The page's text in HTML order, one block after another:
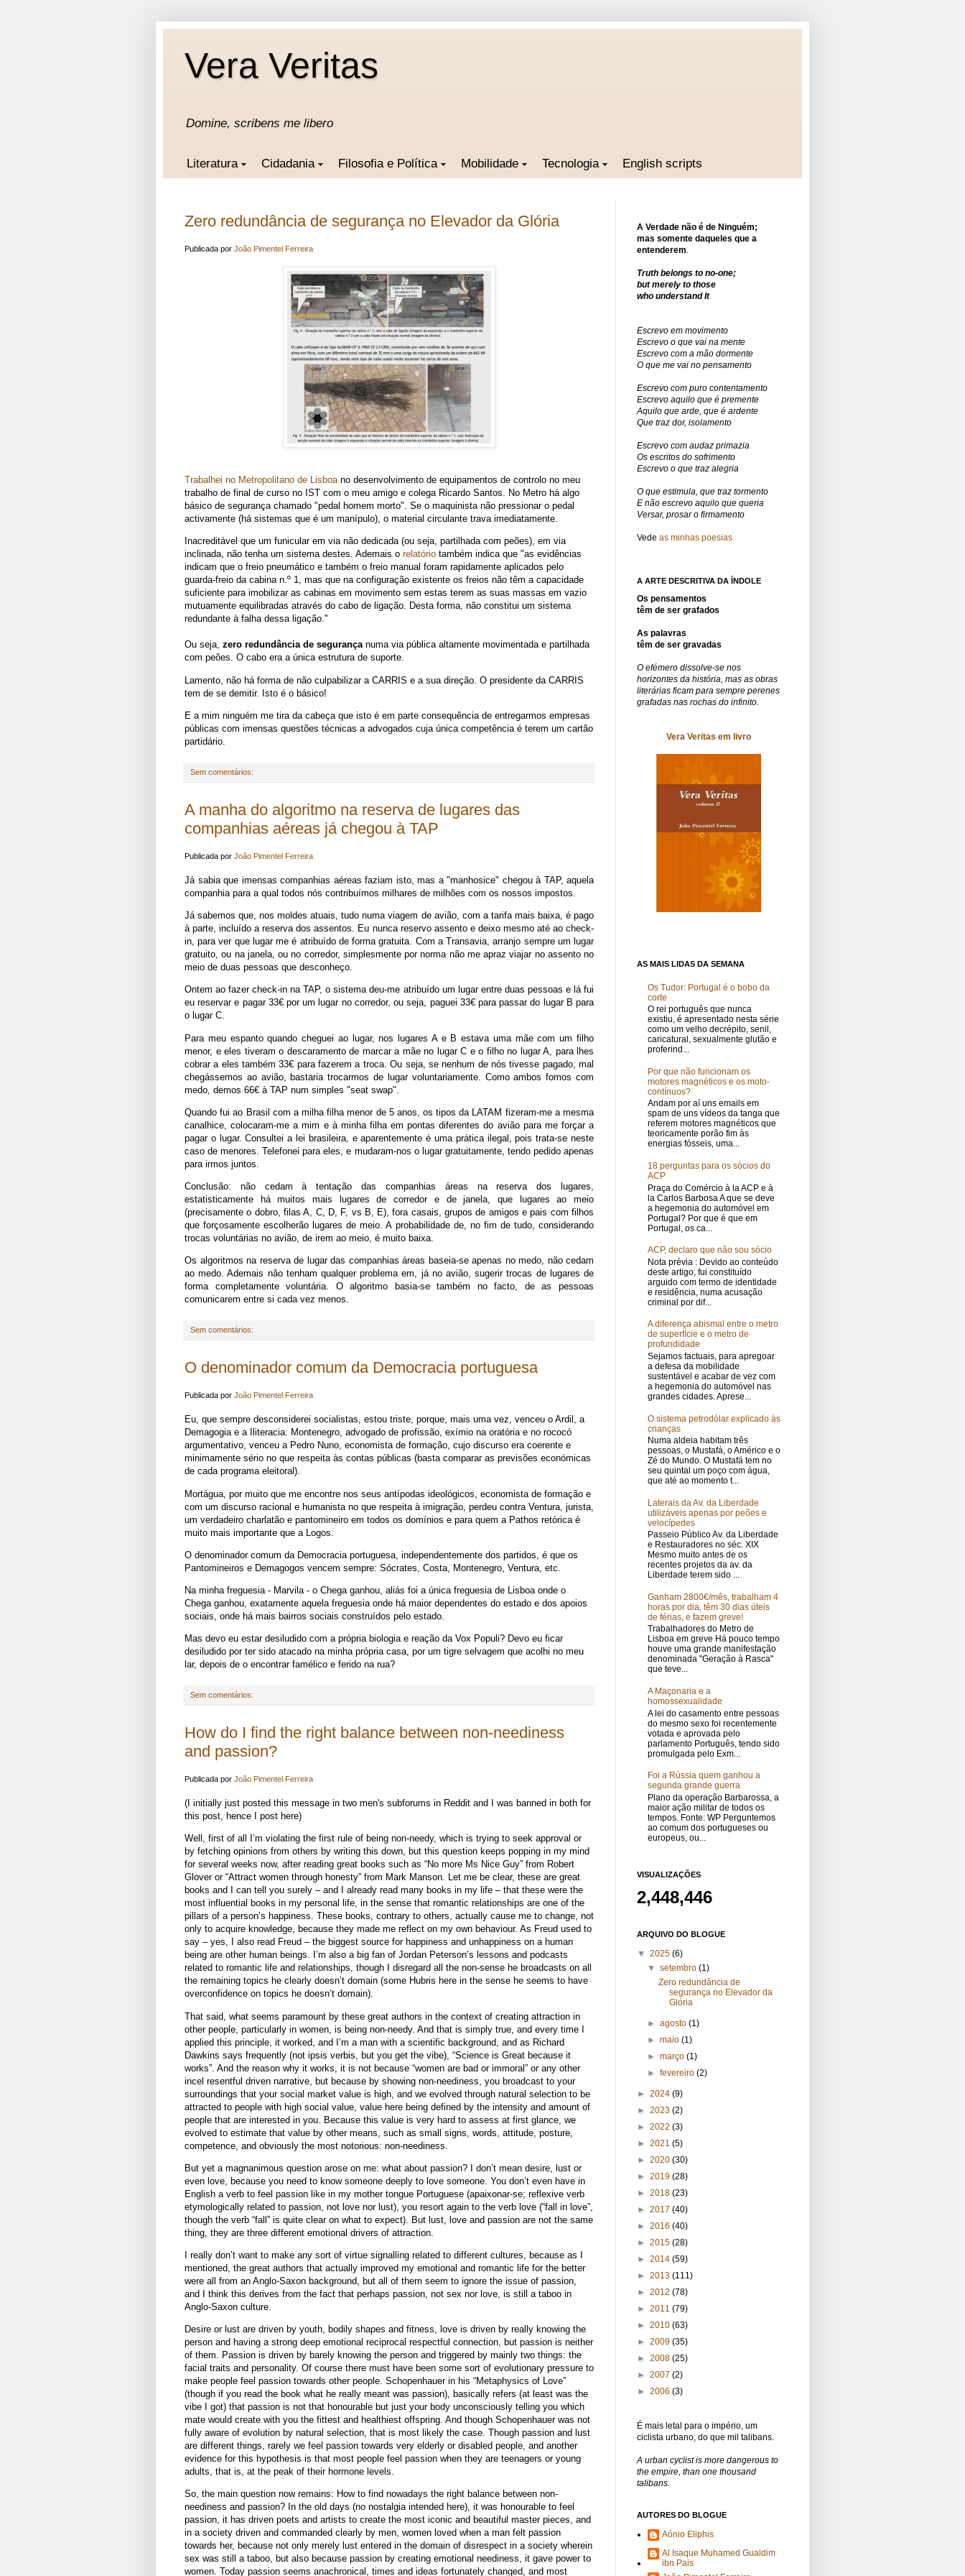
Vera Veritas
Domine, scribens me libero
Literatura Cidadania Filosofia e Política Mobilidade Tecnologia English scripts
Zero redundância de segurança no Elevador da Glória
Publicada por João Pimentel Ferreira
Trabalhei no Metropolitano de Lisboano desenvolvimento de equipamentos de controlo no meu
trabalho de final de curso no IST com o meu amigo e colega Ricardo Santos. No Metro há algo
básico de segurança chamado "pedal homem morto". Se o maquinista não pressionar o pedal
activamente (há sistemas que é um manípulo), o material circulante trava imediatamente.
Inacreditável que um funicular em via não dedicada (ou seja, partilhada com peões), em via
inclinada, não tenha um sistema destes. Ademais o relatório também indica que "as evidências
indicam que o freio pneumático e também o freio manual foram rapidamente aplicados pelo
guarda-freio da cabina n.º 1, mas que na configuração existente os freios não têm a capacidade
suficiente para imobilizar as cabinas em movimento sem estas terem as suas massas em vazio
mutuamente equilibradas através do cabo de ligação. Desta forma, não constitui um sistema
redundante à falha dessa ligação."
Ou seja, zero redundância de segurançanuma via pública altamente movimentada e partilhada
com peões. O cabo era a única estrutura de suporte.
Lamento, não há forma de não culpabilizar a CARRIS e a sua direção. O presidente da CARRIS
tem de se demitir. Isto é o básico!
E a mim ninguém me tira da cabeça que isto é em parte consequência de entregarmos empresas
públicas com imensas questões técnicas a advogados cuja única competência é terem um cartão
partidário.
Sem comentários:
A manha do algoritmo na reserva de lugares das
companhias aéreas já chegou à TAP
Publicada por João Pimentel Ferreira
Já sabia que imensas companhias aéreas faziam isto, mas a "manhosice" chegou à TAP, aquela
companhia para a qual todos nós contribuímos milhares de milhões com os nossos impostos.
Já sabemos que, nos moldes atuais, tudo numa viagem de avião, com a tarifa mais baixa, é pago
à parte, incluído a reserva dos assentos. Eu nunca reservo assento e deixo mesmo até ao check-
in, para ver que lugar me é atribuído de forma gratuita. Com a Transavia, arranjo sempre um lugar
gratuito, ou na janela, ou no corredor, simplesmente por norma não me apraz viajar no assento no
meio de duas pessoas que desconheço.
Ontem ao fazer check-in na TAP, o sistema deu-me atribuído um lugar entre duas pessoas e lá fui
eu reservar e pagar 33€ por um lugar no corredor, ou seja, paguei 33€ para passar do lugar B para
o lugar C.
Para meu espanto quando cheguei ao lugar, nos lugares A e B estava uma mãe com um filho
menor, e eles tiveram o descaramento de marcar a mãe no lugar C e o filho no lugar A, para lhes
cobrar a eles também 33€ para fazerem a troca. Ou seja, se nenhum de nós tivesse pagado, mal
chegássemos ao avião, bastaria trocarmos de lugar voluntariamente. Como ambos fomos com
medo, demos 66€ à TAP num simples "seat swap".
Quando fui ao Brasil com a milha filha menor de 5 anos, os tipos da LATAM fizeram-me a mesma
canalhice, colocaram-me a mim e à minha filha em pontas diferentes do avião para me forçar a
pagar o lugar. Consultei a lei brasileira, e aparentemente é uma prática ilegal, pois trata-se neste
caso de menores. Telefonei para eles, e mudaram-nos o lugar gratuitamente, tendo pedido apenas
para irmos juntos.
Conclusão: não cedam à tentação das companhias áreas na reserva dos lugares,
estatisticamente há muitos mais lugares de corredor e de janela, que lugares ao meio
(precisamente o dobro, filas A, C, D, F, vs B, E), fora casais, grupos de amigos e pais com filhos
que forçosamente escolherão lugares de meio. A probabilidade de, no fim de tudo, considerando
trocas voluntárias no avião, de irem ao meio, é muito baixa.
Os algoritmos na reserva de lugar das companhias áreas baseia-se apenas no medo, não cedam
ao medo. Ademais não tenham qualquer problema em, já no avião, sugerir trocas de lugares de
forma completamente voluntária. O algoritmo basia-se também no facto, de as pessoas
comunicarem entre si cada vez menos.
Sem comentários:
O denominador comum da Democracia portuguesa
Publicada por João Pimentel Ferreira
Eu, que sempre desconsiderei socialistas, estou triste, porque, mais uma vez, venceu o Ardil, a
Demagogia e a Iliteracia. Montenegro, advogado de profissão, exímio na oratória e no rococó
argumentativo, venceu a Pedro Nuno, economista de formação, cujo discurso era coerente e
minimamente sério no que respeita às contas públicas (basta comparar as previsões económicas
de cada programa eleitoral).
Mortágua, por muito que me encontre nos seus antípodas ideológicos, economista de formação e
com um discurso racional e humanista no que respeita à imigração, perdeu contra Ventura, jurista,
um verdadeiro charlatão e pantomineiro em todos os domínios e para quem a Pathos retórica é
muito mais importante que a Logos.
O denominador comum da Democracia portuguesa, independentemente dos partidos, é que os
Pantomineiros e Demagogos vencem sempre: Sócrates, Costa, Montenegro, Ventura, etc.
Na minha freguesia - Marvila - o Chega ganhou, aliás foi a única freguesia de Lisboa onde o
Chega ganhou, exatamente aquela freguesia onde há maior dependentes do estado e dos apoios
sociais, onde há mais bairros sociais construídos pelo estado.
Mas devo eu estar desiludido com a própria biologia e reação da Vox Populi? Devo eu ficar
desiludido por ter sido atacado na minha própria casa, por um tigre selvagem que acolhi no meu
lar, depois de o encontrar famélico e ferido na rua?
Sem comentários:
How do I find the right balance between non-neediness
and passion?
Publicada por João Pimentel Ferreira
(I initially just posted this message in two men's subforums in Reddit and I was banned in both for
this post, hence I post here)
Well, first of all I’m violating the first rule of being non-needy, which is trying to seek approval or
by fetching opinions from others by writing this down, but this question keeps popping in my mind
for several weeks now, after reading great books such as “No more Ms Nice Guy” from Robert
Glover or “Attract women through honesty” from Mark Manson. Let me be clear, these are great
books and I can tell you surely – and I already read many books in my life – that these were the
most influential books in my personal life, in the sense that romantic relationships are one of the
pillars of a person’s happiness. These books, contrary to others, actually cause me to change, not
only to acquire knowledge, because they made me reflect on my own behaviour. As Freud used to
say – yes, I also read Freud – the biggest source for happiness and unhappiness on a human
being are other human beings. I’m also a big fan of Jordan Peterson’s lessons and podcasts
related to romantic life and relationships, though I disregard all the non-sense he broadcasts on all
the remaining topics he clearly doesn’t domain (some Hubris here in the sense he seems to have
overconfidence on topics he doesn’t domain).
That said, what seems paramount by these great authors in the context of creating attraction in
other people, particularly in women, is being non-needy. And that is simply true, and every time I
applied this principle, it worked, and I’m a man with a scientific background, and as Richard
Dawkins says frequently (not ipsis verbis, but you get the vibe), “Science is Great because it
works”. And the reason why it works, it is not because “women are bad or immoral” or any other
incel resentful driven narrative, but because by showing non-neediness, you broadcast to your
surroundings that your social market value is high, and we evolved through natural selection to be
attracted to people with high social value, value here being defined by the intensity and amount of
people that are interested in you. Because this value is very hard to assess at first glance, we
evolved to estimate that value by other means, such as small signs, words, attitude, posture,
competence, and obviously the most notorious: non-neediness.
But yet a magnanimous question arose on me: what about passion? I don’t mean desire, lust or
even love, because you need to know someone deeply to love someone. You don’t even have in
English a verb to feel passion like in my mother tongue Portuguese (apaixonar-se; reflexive verb
etymologically related to passion, not love nor lust), you resort again to the verb love (“fall in love”,
though the verb “fall” is quite clear on what to expect). But lust, love and passion are not the same
thing, they are three different emotional drivers of attraction.
I really don’t want to make any sort of virtue signalling related to different cultures, because as I
mentioned, the great authors that actually improved my emotional and romantic life for the better
were all from an Anglo-Saxon background, but all of them seem to ignore the issue of passion,
and I think this derives from the fact that perhaps passion, not sex nor love, is still a taboo in
Anglo-Saxon culture.
Desire or lust are driven by youth, bodily shapes and fitness, love is driven by really knowing the
person and having a strong deep emotional reciprocal respectful connection, but passion is neither
of them. Passion is driven by barely knowing the person and triggered by mainly two things: the
facial traits and personality. Of course there must have been some sort of evolutionary pressure to
make people feel passion towards other people. Schopenhauer in his “Metaphysics of Love”
(though if you read the book what he really meant was passion), basically refers (at least was the
vibe I got) that passion is not that honourable but just your body unconsciously telling you which
mate would create with you the fittest and healthiest offspring. And though Schopenhauer was not
fully aware of evolution by natural selection, that is most likely the case. Though passion and lust
are different things, rarely we feel passion towards very elderly or disabled people, and another
evidence for this hypothesis is that most people feel passion when they are teenagers or young
adults, that is, at the peak of their hormone levels.
So, the main question now remains: How to find nowadays the right balance between non-
neediness and passion? In the old days (no nostalgia intended here), it was honourable to feel
passion, it has driven poets and artists to create the most iconic and beautiful master pieces, and
in a society driven and commanded clearly by men, women loved when a man felt passion
towards her, because not only merely lust entered in the domain of disrespect in a society wherein
sex was still a taboo, but also because passion by creating emotional neediness, it gave power to
women. Today passion seems anachronical, times and ideas fortunately changed, and most
A Verdade não é de Ninguém;
mas somente daqueles que a
entenderem.
Truth belongs to no-one;
but merely to those
who understand It
Escrevo em movimento
Escrevo o que vai na mente
Escrevo com a mão dormente
O que me vai no pensamento
Escrevo com puro contentamento
Escrevo aquilo que é premente
Aquilo que arde, que é ardente
Que traz dor, isolamento
Escrevo com audaz primazia
Os escritos do sofrimento
Escrevo o que traz alegria
O que estimula, que traz tormento
E não escrevo aquilo que queria
Versar, prosar o firmamento
Vede as minhas poesias
A ARTE DESCRITIVA DA ÍNDOLE
Os pensamentos
têm de ser grafados
As palavras
têm de ser gravadas
O efémero dissolve-se nos
horizontes da história, mas as obras
literárias ficam para sempre perenes
grafadas nas rochas do infinito.
Vera Veritas em livro
AS MAIS LIDAS DA SEMANA
Os Tudor: Portugal é o bobo da
corte
O rei português que nunca
existiu, é apresentado nesta série
como um velho decrépito, senil,
caricatural, sexualmente glutão e
proferind...
Por que não funcionam os
motores magnéticos e os moto-
contínuos?
Andam por aí uns emails em
spam de uns vídeos da tanga que
referem motores magnéticos que
teoricamente porão fim às
energias fósseis, uma...
18 perguntas para os sócios do
ACP
Praça do Comércio à la ACP e à
la Carlos Barbosa A que se deve
a hegemonia do automóvel em
Portugal? Por que é que em
Portugal, os ca...
ACP, declaro que não sou sócio
Nota prévia : Devido ao conteúdo
deste artigo, fui constituído
arguido com termo de identidade
e residência, numa acusação
criminal por dif...
A diferença abismal entre o metro
de superfície e o metro de
profundidade
Sejamos factuais, para apregoar
a defesa da mobilidade
sustentável e acabar de vez com
a hegemonia do automóvel nas
grandes cidades. Aprese...
O sistema petrodólar explicado às
crianças
Numa aldeia habitam três
pessoas, o Mustafá, o Américo e o
Zé do Mundo. O Mustafá tem no
seu quintal um poço com água,
que até ao momento t...
Laterais da Av. da Liberdade
utilizáveis apenas por peões e
velocípedes
Passeio Público Av. da Liberdade
e Restauradores no séc. XIX
Mesmo muito antes de os
recentes projetos da av. da
Liberdade terem sido ...
Ganham 2800€/mês, trabalham 4
horas por dia, têm 30 dias úteis
de férias, e fazem greve!
Trabalhadores do Metro de
Lisboa em greve Há pouco tempo
houve uma grande manifestação
denominada "Geração à Rasca"
que teve...
A Maçonaria e a
homossexualidade
A lei do casamento entre pessoas
do mesmo sexo foi recentemente
votada e aprovada pelo
parlamento Português, tendo sido
promulgada pelo Exm...
Foi a Rússia quem ganhou a
segunda grande guerra
Plano da operação Barbarossa, a
maior ação militar de todos os
tempos. Fonte: WP Perguntemos
ao comum dos portugueses ou
europeus, ou...
VISUALIZAÇÕES
2,448,446
ARQUIVO DO BLOGUE
▼ 2025 (6)
▼setembro(1)
Zero redundância de
segurança no Elevador da
Glória
►agosto(1)
►maio(1)
►março(1)
►fevereiro(2)
► 2024 (9)
► 2023 (2)
► 2022 (3)
► 2021 (5)
► 2020 (30)
► 2019 (28)
► 2018 (23)
► 2017 (40)
► 2016 (40)
► 2015 (28)
► 2014 (59)
► 2013 (111)
► 2012 (78)
► 2011 (79)
► 2010 (63)
► 2009 (35)
► 2008 (25)
► 2007 (2)
► 2006 (3)
É mais letal para o império, um
ciclista urbano, do que mil talibans.
A urban cyclist is more dangerous to
the empire, than one thousand
talibans.
AUTORES DO BLOGUE
Aónio Eliphis
Al Isaque Muhamed Gualdim
ibn Pais